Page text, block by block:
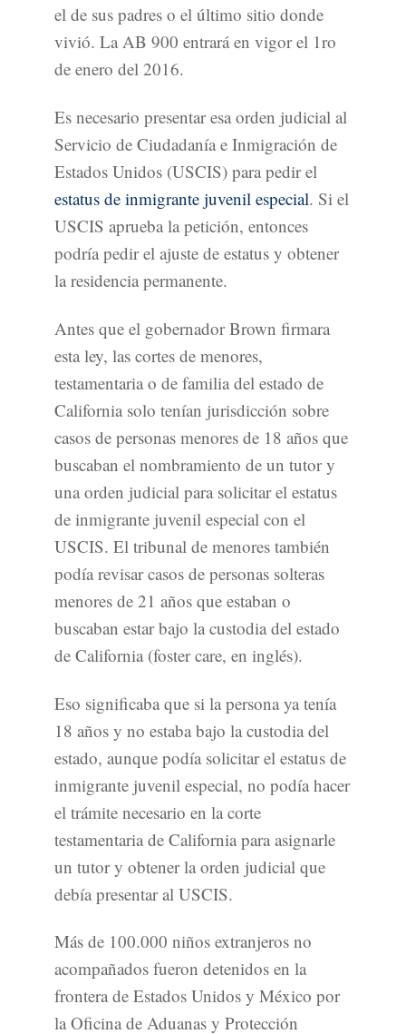
el de sus padres o el último sitio donde
vivió. La AB 900 entrará en vigor el 1ro
de enero del 2016.
Es necesario presentar esa orden judicial al
Servicio de Ciudadanía e Inmigración de
Estados Unidos (USCIS) para pedir el
estatus de inmigrante juvenil especial. Si el
USCIS aprueba la petición, entonces
podría pedir el ajuste de estatus y obtener
la residencia permanente.
Antes que el gobernador Brown firmara
esta ley, las cortes de menores,
testamentaria o de familia del estado de
California solo tenían jurisdicción sobre
casos de personas menores de 18 años que
buscaban el nombramiento de un tutor y
una orden judicial para solicitar el estatus
de inmigrante juvenil especial con el
USCIS. El tribunal de menores también
podía revisar casos de personas solteras
menores de 21 años que estaban o
buscaban estar bajo la custodia del estado
de California (foster care, en inglés).
Eso significaba que si la persona ya tenía
18 años y no estaba bajo la custodia del
estado, aunque podía solicitar el estatus de
inmigrante juvenil especial, no podía hacer
el trámite necesario en la corte
testamentaria de California para asignarle
un tutor y obtener la orden judicial que
debía presentar al USCIS.
Más de 100.000 niños extranjeros no
acompañados fueron detenidos en la
frontera de Estados Unidos y México por
la Oficina de Aduanas y Protección